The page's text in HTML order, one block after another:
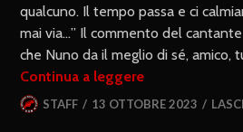
qualcuno. Il tempo passa e ci
mai via…” Il commento del cantante
che Nuno da il meglio di sé, amico,
Continua a leggere
STAFF 13 OTTOBRE 2023